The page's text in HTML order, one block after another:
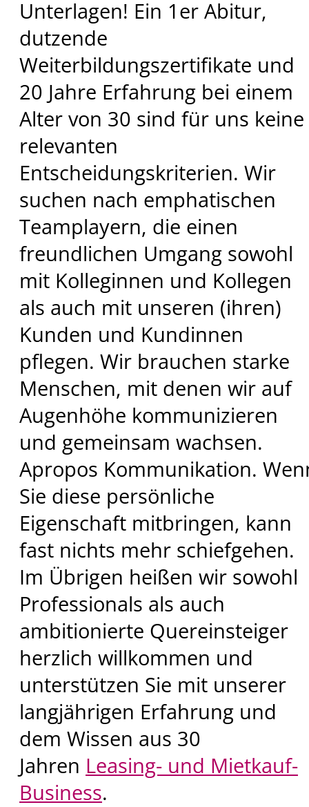
Unterlagen! Ein 1er Abitur,
dutzende
Weiterbildungszertifikate und
20 Jahre Erfahrung bei einem
Alter von 30 sind für uns keine
relevanten
Entscheidungskriterien. Wir
suchen nach emphatischen
Teamplayern, die einen
freundlichen Umgang sowohl
mit Kolleginnen und Kollegen
als auch mit unseren (ihren)
Kunden und Kundinnen
pflegen. Wir brauchen starke
Menschen, mit denen wir auf
Augenhöhe kommunizieren
und gemeinsam wachsen.
Apropos Kommunikation.
Sie diese persönliche
Eigenschaft mitbringen, kann
fast nichts mehr schiefgehen.
Im Übrigen heißen wir sowohl
Professionals als auch
ambitionierte Quereinsteiger
herzlich willkommen und
unterstützen Sie mit unserer
langjährigen Erfahrung und
dem Wissen aus 30
Jahren Leasing- und Mietkauf-
Business.